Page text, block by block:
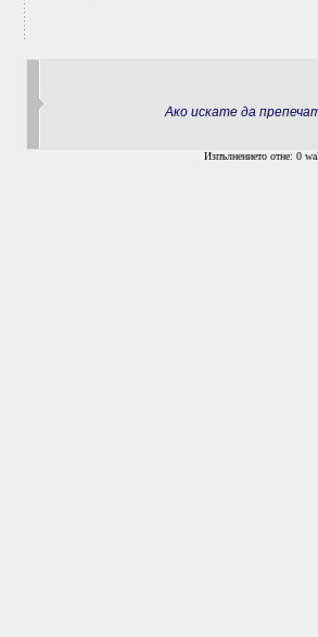
Ако искате да
Изпълнението отне: 0